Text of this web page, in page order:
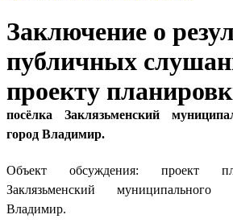
Заключение о
публичных
проекту
посёлка Заклязьменский
город Владимир.
Объект обсуждения: проект
Заклязьменский муниципального
Владимир.